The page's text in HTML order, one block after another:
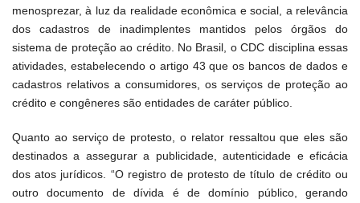
menosprezar, à luz da realidade econômica e social, a relevância
dos cadastros de inadimplentes mantidos pelos órgãos do
sistema de proteção ao crédito. No Brasil, o CDC disciplina essas
atividades, estabelecendo o artigo 43 que os bancos de dados e
cadastros relativos a consumidores, os serviços de proteção ao
crédito e congêneres são entidades de caráter público.
Quanto ao serviço de protesto, o relator ressaltou que eles são
destinados a assegurar a publicidade, autenticidade e eficácia
dos atos jurídicos. “O registro de protesto de título de crédito ou
outro documento de dívida é de domínio público, gerando